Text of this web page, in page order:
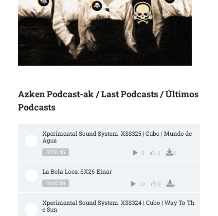
Azken Podcast-ak / Last Podcasts / Últimos
Podcasts
Xperimental Sound System: XSS325 | Cubo | Mundo de
Agua
00:51:45 3 0 0
La Bola Loca: 6X26 Einar
01:07:39 10 0 1
Xperimental Sound System: XSS324 | Cubo | Way To Th
e Sun